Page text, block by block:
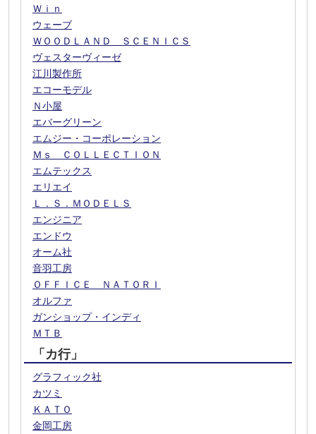
Ｗｉｎ
ウェーブ
ＷＯＯＤＬＡＮＤ ＳＣＥＮＩＣＳ
ヴェスターヴィーゼ
江川製作所
エコーモデル
Ｎ小屋
エバーグリーン
エムジー・コーポレーション
Ｍｓ ＣＯＬＬＥＣＴＩＯＮ
エムテックス
エリエイ
Ｌ．Ｓ．ＭＯＤＥＬＳ
エンジニア
エンドウ
オーム社
音羽工房
ＯＦＦＩＣＥ ＮＡＴＯＲＩ
オルファ
ガンショップ・インディ
ＭＴＢ
「カ行」
グラフィック社
カツミ
ＫＡＴＯ
金岡工房